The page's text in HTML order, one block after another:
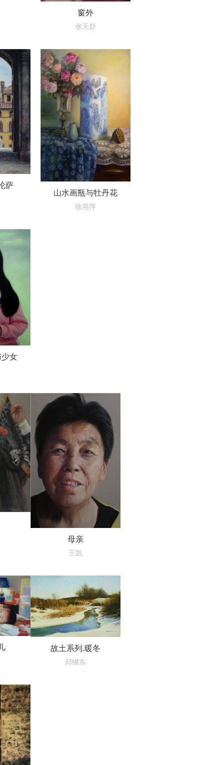
窗外
张天舒
萨
山水画瓶与牡丹花
徐燕萍
女
母亲
王凯
故土系列.暖冬
邱继东